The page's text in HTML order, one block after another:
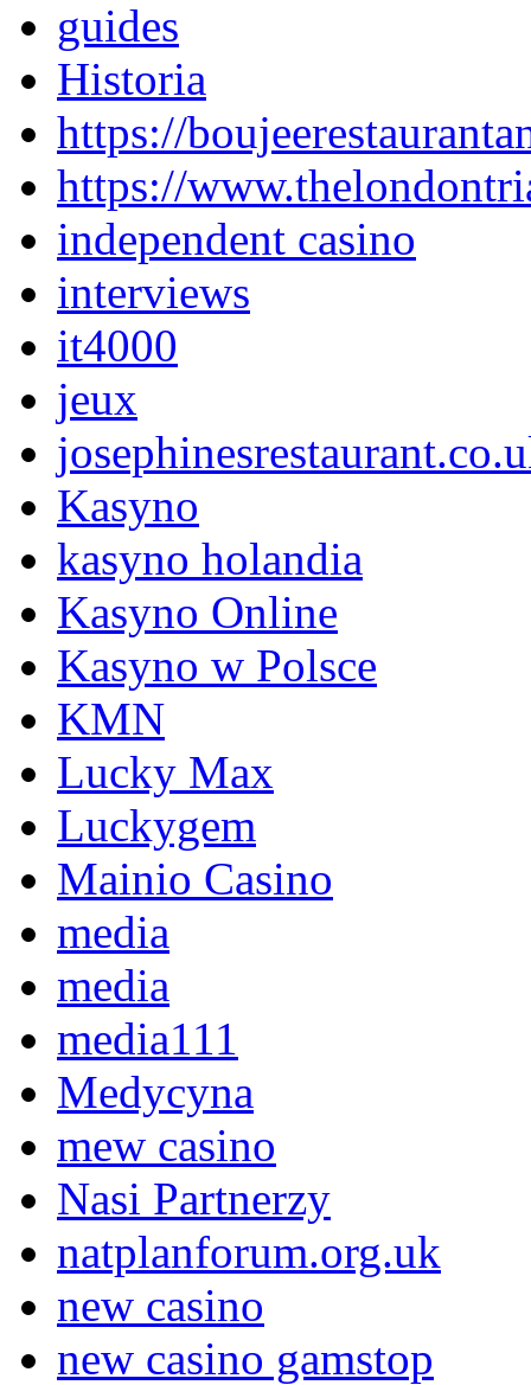
guides
Historia
https://
https://
independent casino
interviews
it4000
jeux
Kasyno
kasyno holandia
Kasyno Online
Kasyno w Polsce
KMN
Lucky Max
Luckygem
Mainio Casino
media
media
media111
Medycyna
mew casino
Nasi Partnerzy
natplanforum.org.uk
new casino
new casino gamstop